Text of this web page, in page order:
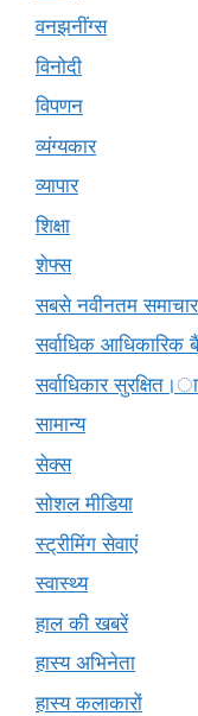
वनझनींग्स
विनोदी
विपणन
व्यंग्यकार
व्यापार
शिक्षा
शेफ्स
सबसे नवीनतम समाचार
सर्वाधिक
सर्वाधिकार
सामान्य
सेक्स
सोशल मीडिया
स्ट्रीमिंग सेवाएं
स्वास्थ्य
हाल की खबरें
हास्य अभिनेता
हास्य कलाकारों